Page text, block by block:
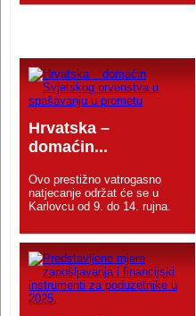
Hrvatska –
domaćin...
Ovo prestižno vatrogasno
natjecanje održat će se u
Karlovcu od 9. do 14. rujna.